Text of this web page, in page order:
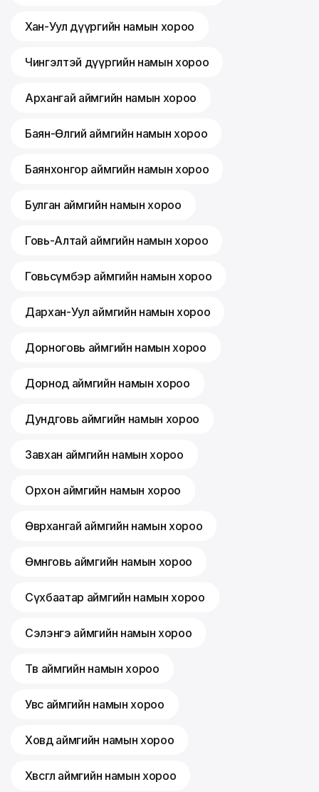
Хан-Уул дүүргийн намын хороо
Чингэлтэй дүүргийн намын хороо
Архангай аймгийн намын хороо
Баян-Өлгий аймгийн намын хороо
Баянхонгор аймгийн намын хороо
Булган аймгийн намын хороо
Говь-Алтай аймгийн намын хороо
Говьсүмбэр аймгийн намын хороо
Дархан-Уул аймгийн намын хороо
Дорноговь аймгийн намын хороо
Дорнод аймгийн намын хороо
Дундговь аймгийн намын хороо
Завхан аймгийн намын хороо
Орхон аймгийн намын хороо
Өвөрхангай аймгийн намын хороо
Өмнөговь аймгийн намын хороо
Сүхбаатар аймгийн намын хороо
Сэлэнгэ аймгийн намын хороо
Төв аймгийн намын хороо
Увс аймгийн намын хороо
Ховд аймгийн намын хороо
Хөвсгөл аймгийн намын хороо